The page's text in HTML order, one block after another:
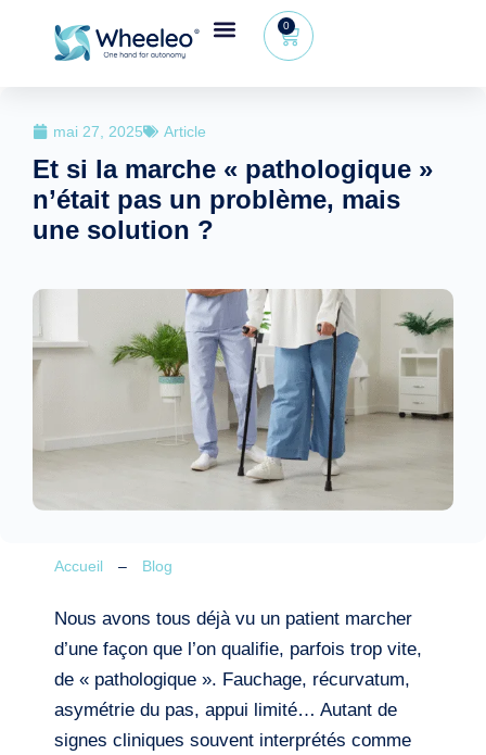
0
mai 27, 2025 Article
Et si la marche « pathologique »
n’était pas un problème, mais
une solution ?
Accueil – Blog
Nous avons tous déjà vu un patient marcher
d’une façon que l’on qualifie, parfois trop vite,
de « pathologique ». Fauchage, récurvatum,
asymétrie du pas, appui limité… Autant de
signes cliniques souvent interprétés comme